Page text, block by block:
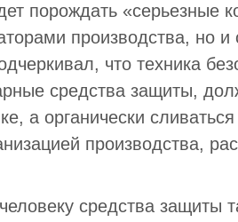
порождать «серьезные
производства, но
что техника
средства защиты,
а органически
производства,
средства защиты